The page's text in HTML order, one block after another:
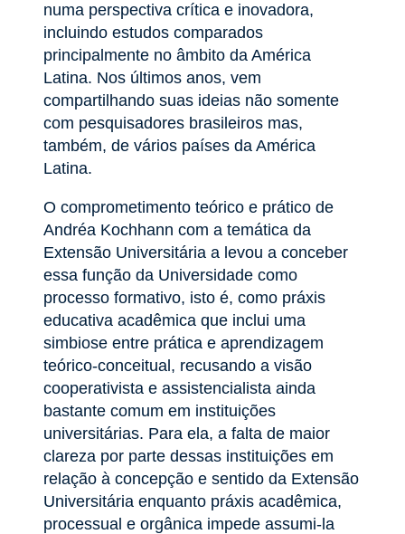
numa perspectiva crítica e inovadora,
incluindo estudos comparados
principalmente no âmbito da América
Latina. Nos últimos anos, vem
compartilhando suas ideias não somente
com pesquisadores brasileiros mas,
também, de vários países da América
Latina.
O comprometimento teórico e prático de
Andréa Kochhann com a temática da
Extensão Universitária a levou a conceber
essa função da Universidade como
processo formativo, isto é, como práxis
educativa acadêmica que inclui uma
simbiose entre prática e aprendizagem
teórico-conceitual, recusando a visão
cooperativista e assistencialista ainda
bastante comum em instituições
universitárias. Para ela, a falta de maior
clareza por parte dessas instituições em
relação à concepção e sentido da Extensão
Universitária enquanto práxis acadêmica,
processual e orgânica impede assumi-la